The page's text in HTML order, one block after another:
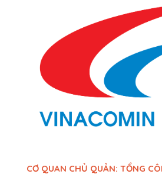
CƠ QUAN CHỦ QUẢN: TỔNG